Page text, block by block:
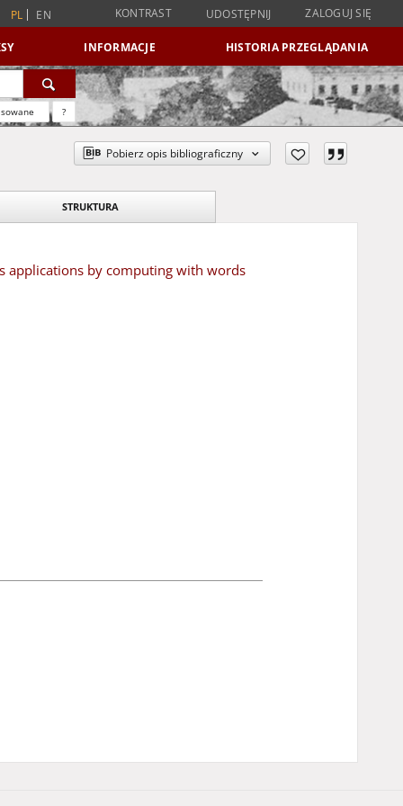
PL EN KONTRAST UDOSTĘPNIJ ZALOGUJ SIĘ
INFORMACJE HISTORIA PRZEGLĄDANIA
?
Pobierz opis bibliograficzny
STRUKTURA
applications by computing with words